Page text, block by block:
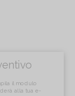
il modulo
alla tua e-